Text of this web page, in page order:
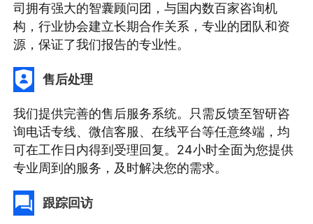
司拥有强大的智囊顾问团，与国内数百家咨询机
构，行业协会建立长期合作关系，专业的团队和资
源，保证了我们报告的专业性。
售后处理
我们提供完善的售后服务系统。只需反馈至智研咨
询电话专线、微信客服、在线平台等任意终端，均
可在工作日内得到受理回复。24小时全面为您提供
专业周到的服务，及时解决您的需求。
跟踪回访